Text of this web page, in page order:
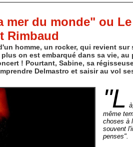
mer du monde" ou
Rimbaud
homme, un rocker, qui revient
on est embarqué dans sa vie,
! Pourtant, Sabine, sa
Delmastro et saisir au vol
"L
même
choses à
souvent
penses".